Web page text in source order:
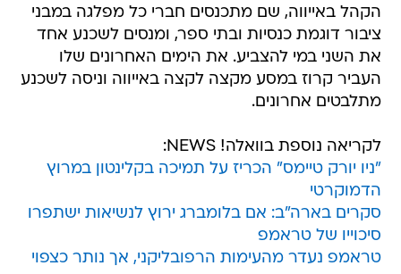
הקהל באייווה, שם מתכנסים חברי כל מפלגה במבני
ציבור דוגמת כנסיות ובתי ספר, ומנסים לשכנע אחד
את השני במי להצביע. את הימים האחרונים שלו
העביר קרוז במסע מקצה לקצה באייווה וניסה לשכנע
מתלבטים אחרונים.
לקריאה נוספת בוואלה! NEWS:
"ניו יורק טיימס" הכריז על תמיכה בקלינטון במרוץ
הדמוקרטי
סקרים בארה"ב: אם בלומברג ירוץ לנשיאות ישתפרו
סיכוייו של טראמפ
טראמפ נעדר מהעימות הרפובליקני, אך נותר כצפוי